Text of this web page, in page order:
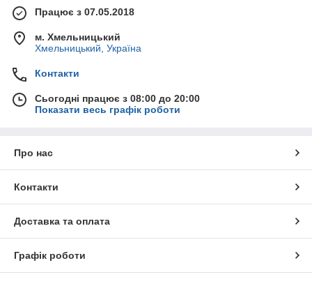
Працює з 07.05.2018
м. Хмельницький
Хмельницький, Україна
Контакти
Сьогодні працює з 08:00 до 20:00
Показати весь графік роботи
Про нас
Контакти
Доставка та оплата
Графік роботи